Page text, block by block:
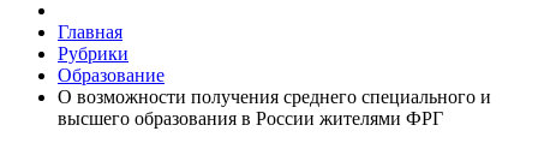
Главная
Рубрики
Образование
О возможности получения среднего специального и
высшего образования в России жителями ФРГ